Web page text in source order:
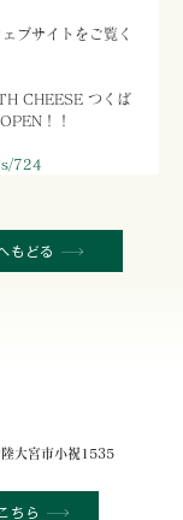
ブサイトをご覧く
CHEESE つくば
！！
724
もどる
大宮市小祝1535
ちら